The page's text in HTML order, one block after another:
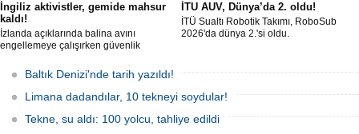
İngiliz aktivistler, gemide mahsur
kaldı!
İzlanda açıklarında balina avını
engellemeye çalışırken güvenlik
protesto gemisindeki 21 çevre aktivisti,
günlerdir gemiden çıkmalarına izin
verilmediğini ve temel haklarının ihlal
edildiğini öne sürdü. Mürettebatta iki
Britanyalı aktivist de bulunuyor.
İTU AUV, Dünya’da 2. oldu!
İTÜ Sualtı Robotik Takımı, RoboSub
2026'da dünya 2.'si oldu.
Baltık Denizi'nde tarih yazıldı!
Limana dadandılar, 10 tekneyi soydular!
Tekne, su aldı: 100 yolcu, tahliye edildi